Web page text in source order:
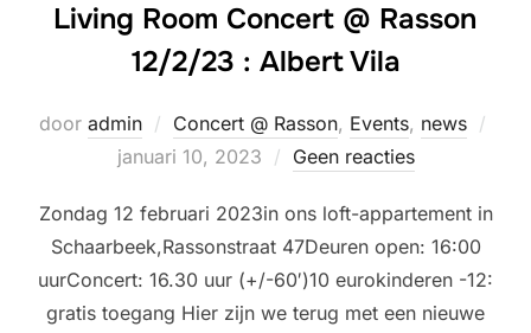
Living Room Concert @ Rasson
12/2/23 : Albert Vila
door admin Concert @ Rasson, Events, news
januari 10, 2023 Geen reacties
Zondag 12 februari 2023in ons loft-appartement in
Schaarbeek,Rassonstraat 47Deuren open: 16:00
uurConcert: 16.30 uur (+/-60′)10 eurokinderen -12:
gratis toegang Hier zijn we terug met een nieuwe